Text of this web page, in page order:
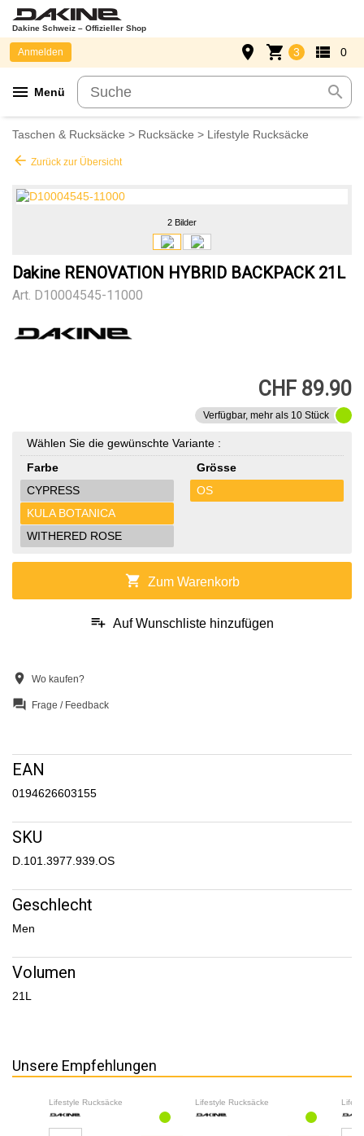
Dakine Schweiz – Offizieller Shop
menu Menü search
Anmelden place shopping_cart 3 view_list 0
Taschen & Rucksäcke > Rucksäcke > Lifestyle Rucksäcke
arrow_back Zurück zur Übersicht
2 Bilder
Dakine RENOVATION HYBRID BACKPACK 21L
Art. D10004545-11000
CHF 89.90
Verfügbar, mehr als 10 Stück
Wählen Sie die gewünschte Variante :
Farbe
CYPRESS
KULA BOTANICA
WITHERED ROSE
Grösse
OS
shopping_cart Zum Warenkorb
playlist_add Auf Wunschliste hinzufügen
location_on Wo kaufen?
question_answer Frage / Feedback
EAN
0194626603155
SKU
D.101.3977.939.OS
Geschlecht
Men
Volumen
21L
Unsere Empfehlungen
Lifestyle Rucksäcke Lifestyle Rucksäcke